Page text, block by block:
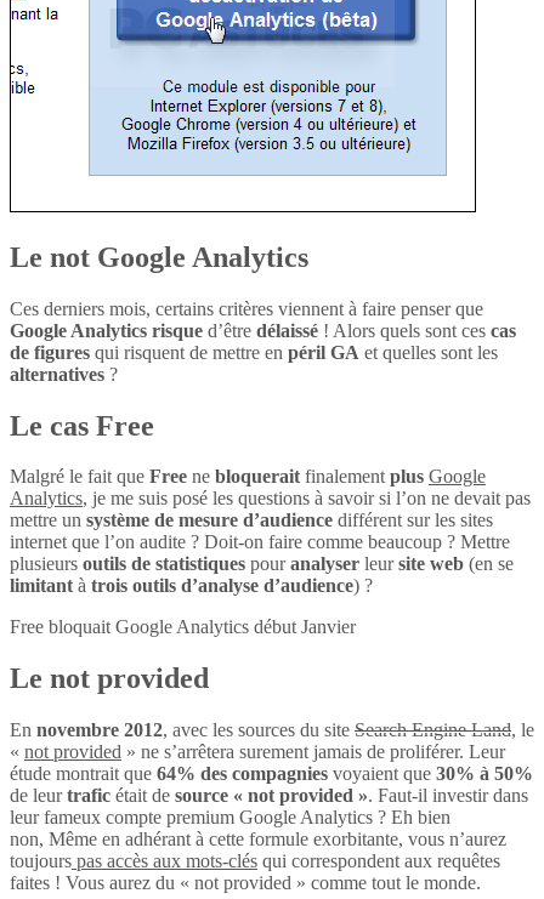
Le not Google Analytics
Ces derniers mois, certains critères viennent à faire penser que
Google Analytics risque d’être délaissé ! Alors quels sont ces cas
de figures qui risquent de mettre en péril GA et quelles sont les
alternatives ?
Le cas Free
Malgré le fait que Free ne bloqueraitfinalementplus Google
Analytics, je me suis posé les questions à savoir si l’on ne devait pas
mettre un système de mesure d’audience différent sur les sites
internet que l’on audite ? Doit-on faire comme beaucoup ? Mettre
plusieurs outils de statistiques pouranalyser leursite web (en se
limitantà trois outils d’analyse d’audience) ?
Free bloquait Google Analytics début Janvier
Le not provided
En novembre 2012, avec les sources du site Search Engine Land, le
« not provided » ne s’arrêtera surement jamais de proliférer. Leur
étude montrait que 64% des compagnies voyaient que 30% à 50%
de leurtrafic était de source « not provided ». Faut-il investir dans
leur fameux compte premium Google Analytics ? Eh bien
non, Même en adhérant à cette formule exorbitante, vous n’aurez
toujours pas accès aux mots-clés qui correspondent aux requêtes
faites ! Vous aurez du « not provided » comme tout le monde.